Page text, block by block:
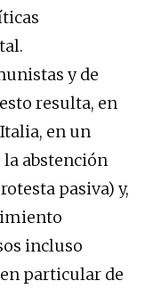
y de
resulta, en
en un
abstención
pasiva) y,
incluso
particular de